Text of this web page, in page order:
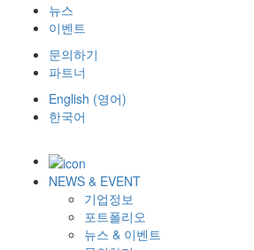
뉴스
이벤트
문의하기
파트너
English (영어)
한국어
NEWS & EVENT
기업정보
포트폴리오
뉴스 & 이벤트